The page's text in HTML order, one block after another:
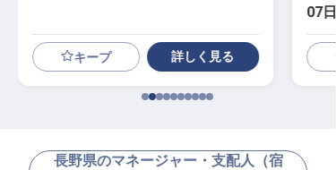
キープ 詳しく見る
07
長野県のマネージャー・支配人（宿